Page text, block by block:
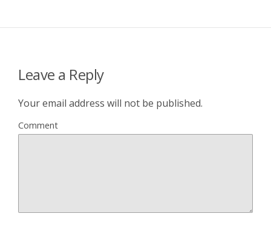
Leave a Reply
Your email address will not be published.
Comment